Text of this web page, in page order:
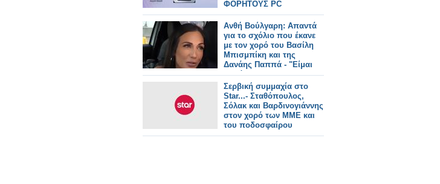
ΦΟΡΗΤΟΥΣ PC
Ανθή Βούλγαρη: Απαντά
για το σχόλιο που έκανε
με τον χορό του Βασίλη
Μπισμπίκη και της
Δανάης Παππά - "Είμαι
ζηλιάρα! Αν μου
συνέβαινε αυτό θα..."
Σερβική συμμαχία στο
Star...- Σταθόπουλος,
Σόλακ και Βαρδινογιάννης
στον χορό των ΜΜΕ και
του ποδοσφαίρου